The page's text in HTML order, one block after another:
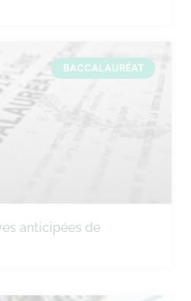
BACCALAURÉAT
anticipées de